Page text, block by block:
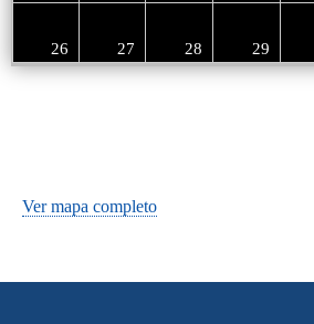
26 27 28 29
Ver mapa completo